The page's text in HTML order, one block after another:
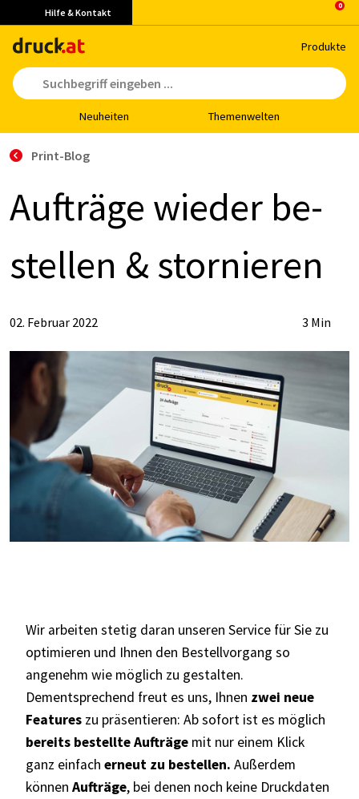
Hilfe & Kontakt
Pro­duk­te
Neu­hei­ten The­men­wel­ten
Print-Blog
Auf­trä­ge wie­der be­
stel­len & stor­nie­ren
02. Februar 2022 3 Min
Wir arbeiten stetig daran unseren Service für Sie zu
optimieren und Ihnen den Bestellvorgang so
angenehm wie möglich zu gestalten.
Dementsprechend freut es uns, Ihnen zwei neue
Features zu präsentieren: Ab sofort ist es möglich
bereits bestellte Aufträge mit nur einem Klick
ganz einfach erneut zu bestellen. Außerdem
können Aufträge, bei denen noch keine Druckdaten